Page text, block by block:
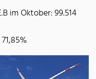
im Oktober: 99.514